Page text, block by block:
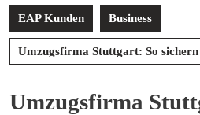
EAP Kunden Business
Umzugsfirma Stuttgart: So sichern
Umzugsfirma